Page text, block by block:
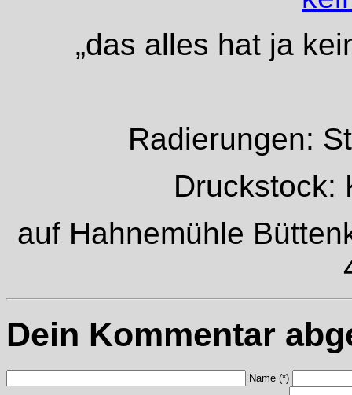
„das alles hat ja
Radierungen:
Druckstock:
auf Hahnemühle
Dein Kommentar
Name (*)